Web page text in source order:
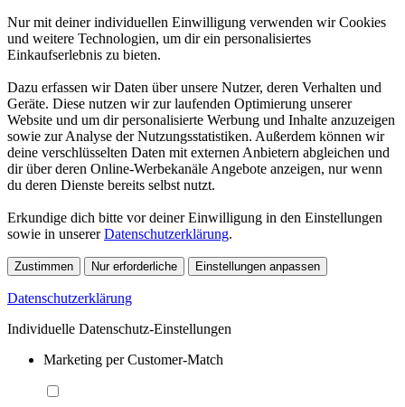
Nur mit deiner individuellen Einwilligung verwenden wir Cookies
und weitere Technologien, um dir ein personalisiertes
Einkaufserlebnis zu bieten.
Dazu erfassen wir Daten über unsere Nutzer, deren Verhalten und
Geräte. Diese nutzen wir zur laufenden Optimierung unserer
Website und um dir personalisierte Werbung und Inhalte anzuzeigen
sowie zur Analyse der Nutzungsstatistiken. Außerdem können wir
deine verschlüsselten Daten mit externen Anbietern abgleichen und
dir über deren Online-Werbekanäle Angebote anzeigen, nur wenn
du deren Dienste bereits selbst nutzt.
Erkundige dich bitte vor deiner Einwilligung in den Einstellungen
sowie in unsererDatenschutzerklärung.
Zustimmen Nur erforderliche Einstellungen anpassen
Datenschutzerklärung
Individuelle Datenschutz-Einstellungen
Marketing per Customer-Match